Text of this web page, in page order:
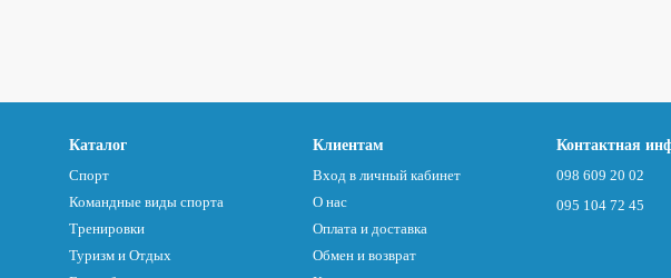
Каталог
Спорт
Командные виды спорта
Тренировки
Туризм и Отдых
Клиентам
Вход в личный кабинет
О нас
Оплата и доставка
Обмен и возврат
Контактная
098 609 20 02
095 104 72 45